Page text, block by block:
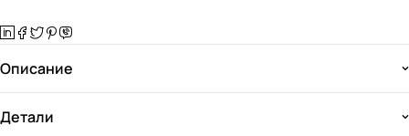
Описание
Детали